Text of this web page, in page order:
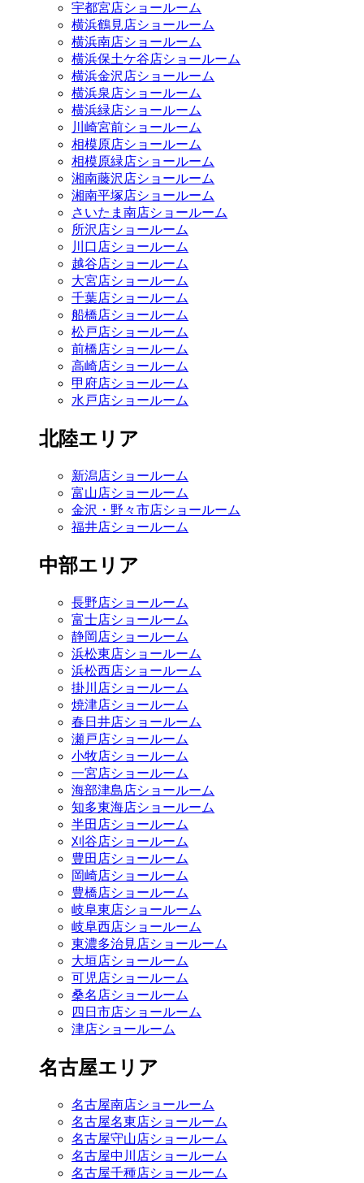
宇都宮店ショールーム
横浜鶴見店ショールーム
横浜南店ショールーム
横浜保土ケ谷店ショールーム
横浜金沢店ショールーム
横浜泉店ショールーム
横浜緑店ショールーム
川崎宮前ショールーム
相模原店ショールーム
相模原緑店ショールーム
湘南藤沢店ショールーム
湘南平塚店ショールーム
さいたま南店ショールーム
所沢店ショールーム
川口店ショールーム
越谷店ショールーム
大宮店ショールーム
千葉店ショールーム
船橋店ショールーム
松戸店ショールーム
前橋店ショールーム
高崎店ショールーム
甲府店ショールーム
水戸店ショールーム
北陸エリア
新潟店ショールーム
富山店ショールーム
金沢・野々市店ショールーム
福井店ショールーム
中部エリア
長野店ショールーム
富士店ショールーム
静岡店ショールーム
浜松東店ショールーム
浜松西店ショールーム
掛川店ショールーム
焼津店ショールーム
春日井店ショールーム
瀬戸店ショールーム
小牧店ショールーム
一宮店ショールーム
海部津島店ショールーム
知多東海店ショールーム
半田店ショールーム
刈谷店ショールーム
豊田店ショールーム
岡崎店ショールーム
豊橋店ショールーム
岐阜東店ショールーム
岐阜西店ショールーム
東濃多治見店ショールーム
大垣店ショールーム
可児店ショールーム
桑名店ショールーム
四日市店ショールーム
津店ショールーム
名古屋エリア
名古屋南店ショールーム
名古屋名東店ショールーム
名古屋守山店ショールーム
名古屋中川店ショールーム
名古屋千種店ショールーム